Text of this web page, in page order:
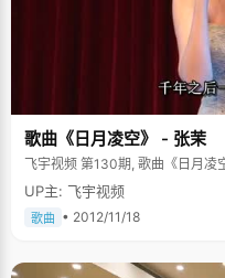
歌曲《日月凌空》 - 张茉
飞宇视频 第130期, 歌曲《日月凌
UP主: 飞宇视频
歌曲 • 2012/11/18